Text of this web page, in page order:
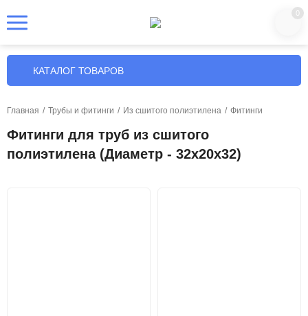
0
КАТАЛОГ ТОВАРОВ
Главная / Трубы и фитинги / Из сшитого полиэтилена / Фитинги
Фитинги для труб из сшитого
полиэтилена (Диаметр - 32х20х32)